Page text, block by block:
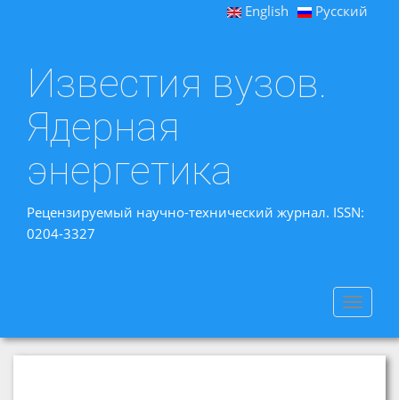
English Русский
Известия вузов.
Ядерная
энергетика
Рецензируемый научно-технический журнал. ISSN:
0204-3327
Toggle